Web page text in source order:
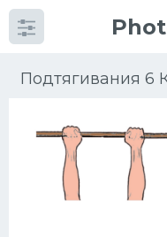
Подтягивания 6